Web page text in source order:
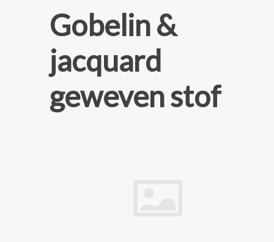
Gobelin &
jacquard
geweven stof